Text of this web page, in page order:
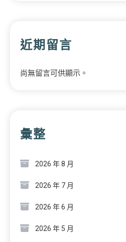
近期留言
尚無留言可供顯示。
彙整
2026 年 8 月
2026 年 7 月
2026 年 6 月
2026 年 5 月